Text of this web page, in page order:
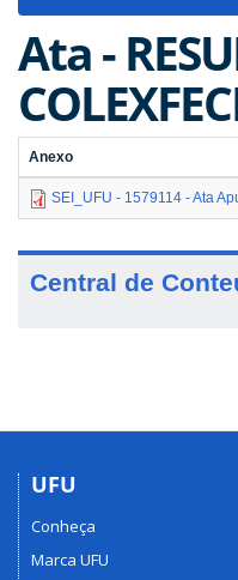
Ata -
Anexo
SEI_UFU - 1579114 - Ata
Central de
UFU
Conheça
Marca UFU